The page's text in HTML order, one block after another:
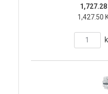
1,727.28
1,427.50